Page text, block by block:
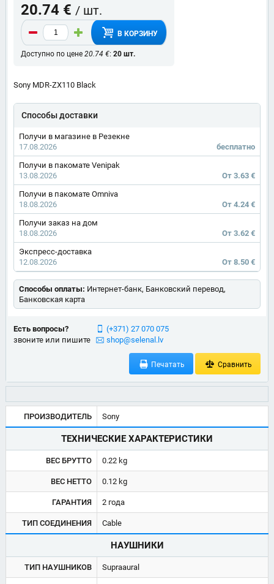
20.74 € / шт.
В КОРЗИНУ
Доступно по цене 20.74 €: 20 шт.
Sony MDR-ZX110 Black
Способы доставки
Получи в магазине в Резекне
17.08.2026
бесплатно
Получи в пакомате Venipak
13.08.2026
От 3.63 €
Получи в пакомате Omniva
18.08.2026
От 4.24 €
Получи заказ на дом
18.08.2026
От 3.62 €
Экспресс-доставка
12.08.2026
От 8.50 €
Способы оплаты: Интернет-банк, Банковский перевод,
Банковская карта
Есть вопросы?
звоните или пишите
(+371) 27 070 075
shop@selenal.lv
Печатать Сравнить
ПРОИЗВОДИТЕЛЬ Sony
ТЕХНИЧЕСКИЕ ХАРАКТЕРИСТИКИ
ВЕС БРУТТО 0.22 kg
ВЕС НЕТТО 0.12 kg
ГАРАНТИЯ 2 года
ТИП СОЕДИНЕНИЯ Cable
НАУШНИКИ
ТИП НАУШНИКОВ Supraaural